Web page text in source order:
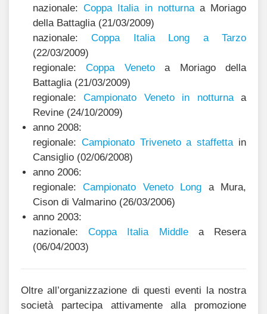
nazionale:Coppa Italia in notturnaa Moriago
della Battaglia (21/03/2009)
nazionale:Coppa Italia Long a Tarzo
(22/03/2009)
regionale:Coppa Venetoa Moriago della
Battaglia (21/03/2009)
regionale:Campionato Veneto in notturnaa
Revine (24/10/2009)
anno 2008:
regionale: Campionato Triveneto a staffettain
Cansiglio (02/06/2008)
anno 2006:
regionale:Campionato Veneto Long a Mura,
Cison di Valmarino (26/03/2006)
anno 2003:
nazionale:Coppa Italia Middlea Resera
(06/04/2003)
Oltre all’organizzazione di questi eventi la nostra
società partecipa attivamente alla promozione